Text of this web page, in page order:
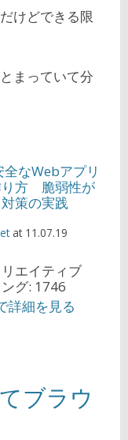
けどできる限
まっていて分
なWebアプリ
り方 脆弱性が
策の実践
at 11.07.19
エイティブ
グ: 1746
詳細を見る
ブラウ